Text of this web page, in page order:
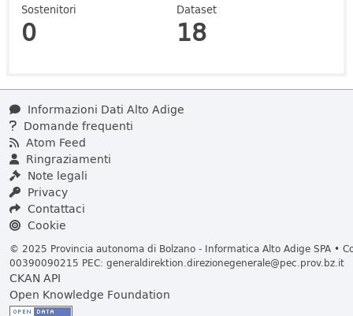
Sostenitori
0
Dataset
18
Informazioni Dati Alto Adige
Domande frequenti
Atom Feed
Ringraziamenti
Note legali
Privacy
Contattaci
Cookie
© 2025 Provincia autonoma di Bolzano - Informatica Alto Adige SPA •
00390090215 PEC: generaldirektion.direzionegenerale@pec.prov.bz.it
CKAN API
Open Knowledge Foundation